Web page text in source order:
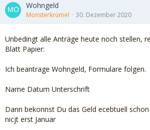
Wohngeld
Monsterkrümel 30. Dezember 2020
Unbedingt alle Anträge heute noch stellen,
Blatt Papier:
Ich beantrage Wohngeld, Formulare folgen.
Name Datum Unterschrift
Dann bekonnst Du das Geld ecebtuell
nicjt erst Januar